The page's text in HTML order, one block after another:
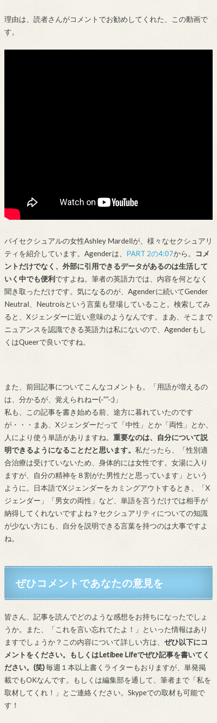
理由は、読者さんがコメントでお勧めしてくれた、この動画で
す。
バイセクシュアルの女性Ashley Mardellが、様々なセクシュアリ
ティを紹介しています。Agenderは、 PART 2の4:07から。
コメ
ントだけでなく、外部に引用できるデータがあるのは生活して
いく中でも便利ですよね。筆者の英語力では、内容を何となく
聞き取っただけです。気になるのが、Agenderに続いてGender
Neutral、Neutroisという言葉も登場していること。検索してみ
ると、Xジェンダーに近い意味のようなんです。まあ、そこまで
ニュアンスを認識できる英語力は私にないので、Agenderもし
くはQueerで良いですね。
また、前回記事についてこんなコメントも。「用語が増えるの
は、分かるが、覚えられねー(-“”-;)」
私も、この記事を書き始める前、途方に暮れていたのです
が・・・まあ、Xジェンダーだって「中性」とか「両性」とか、
人により使う単語がありますね。 重要なのは、自分について説
明できるようになることだと思います。 私だったら、「性別適
合治療は受けていないため、身体的には女性です。女湯に入り
ますが、自分の精神を８割がた男性だと思っています」という
ように。日本語でXジェンダーをカミングアウトするとき、「X
ジェンダー」「男女の両性」など、単語を言うだけでは相手が
納得してくれないですよね？セクシュアリティについての知識
が少ない方にも、自分を説明できる言葉を持つのは大事ですよ
ね。
ぜひコメントであなたの意見を
皆さん、記事を読んでどのような感想をお持ちになったでしょ
うか。また、「これを言い忘れてたよ！」といった情報はあり
ますでしょうか？この内容について詳しい方は、 ぜひ以下にコ
メントをください。もしくはLetibee Lifeでぜひ記事を書いてく
ださい。(笑)毎週１本以上書くライターもおりますが、単発掲
載でもOKなんです。もしくは編集部を通して、筆者まで「私を
取材してくれ！」とご連絡ください。Skypeでの取材も可能で
す！